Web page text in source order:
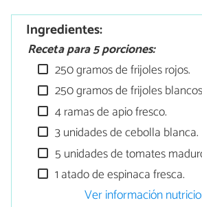
Ingredientes:
Receta para 5 porciones:
250 gramos de frijoles rojos.
250 gramos de frijoles
4 ramas de apio fresco.
3 unidades de cebolla blanca.
5 unidades de tomates
1 atado de espinaca fresca.
Ver información